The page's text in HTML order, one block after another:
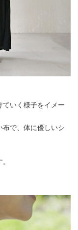
いく様子をイメー
布で、体に優しいシ